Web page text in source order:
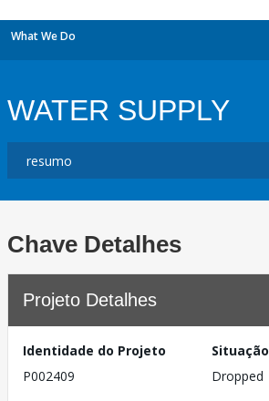
What We Do
WATER SUPPLY
Chave Detalhes
Projeto Detalhes
Identidade do Projeto
P002409
Situação
Dropped